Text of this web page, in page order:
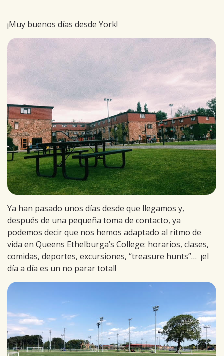
¡Muy buenos días desde York!
Ya han pasado unos días desde que llegamos y,
después de una pequeña toma de contacto, ya
podemos decir que nos hemos adaptado al ritmo de
vida en Queens Ethelburga’s College: horarios, clases,
comidas, deportes, excursiones, “treasure hunts”… ¡el
día a día es un no parar total!